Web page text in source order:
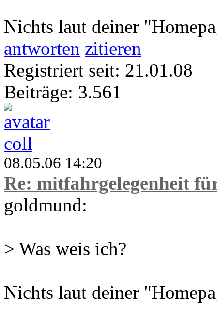
Nichts laut deiner
antworten zitieren
Registriert seit: 21.01.08
Beiträge: 3.561
coll
08.05.06 14:20
Re: mitfahrgelegenheit
goldmund:
> Was weis ich?
Nichts laut deiner